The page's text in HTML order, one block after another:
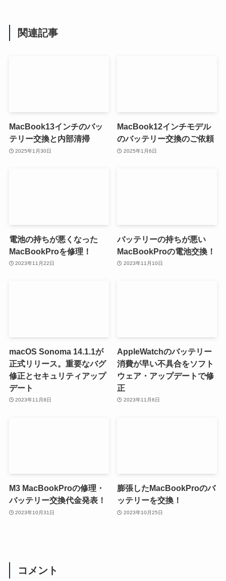
関連記事
MacBook13インチのバッ
テリー交換と内部清掃
2025年1月30日
MacBook12インチモデル
のバッテリー交換のご依頼
2025年1月6日
電池の持ちが悪くなった
MacBookProを修理！
2023年11月22日
バッテリーの持ちが悪い
MacBookProの電池交換！
2023年11月10日
macOS Sonoma 14.1.1が
正式リリース。重要なバグ
修正とセキュリティアップ
デート
2023年11月8日
AppleWatchのバッテリー
消費が早い不具合をソフト
ウェア・アップデートで修
正
2023年11月6日
M3 MacBookProの修理・
バッテリー交換代金発表！
2023年10月31日
膨張したMacBookProのバ
ッテリーを交換！
2023年10月25日
コメント